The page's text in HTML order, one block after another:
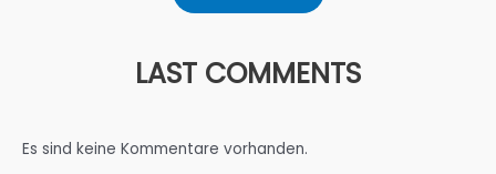
LAST COMMENTS
Es sind keine Kommentare vorhanden.